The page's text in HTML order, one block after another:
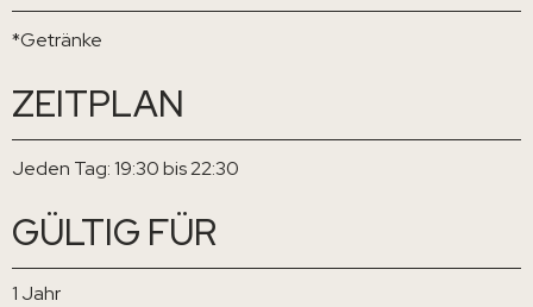
*Getränke
ZEITPLAN
Jeden Tag: 19:30 bis 22:30
GÜLTIG FÜR
1 Jahr